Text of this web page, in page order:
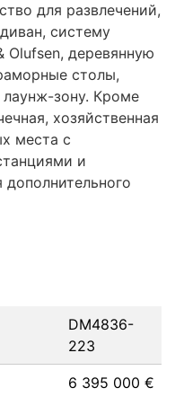
для развлечений,
систему
Olufsen, деревянную
столы,
зону. Кроме
хозяйственная
места с
и
дополнительного
DM4836-
223
6 395 000 €